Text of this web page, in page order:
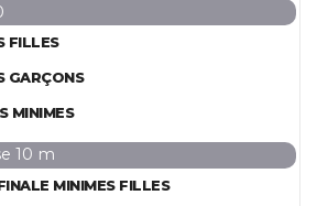
FILLES
GARÇONS
MINIMES
10 m
MINIMES FILLES